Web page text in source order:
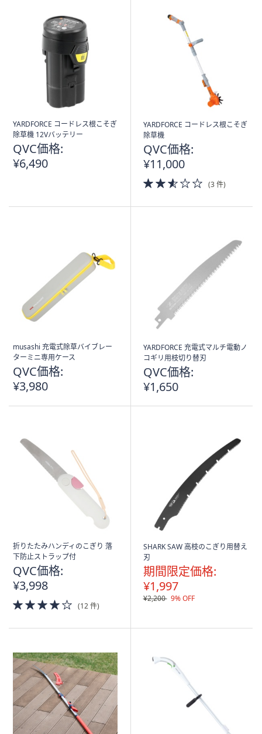
YARDFORCE コードレス根こそぎ
除草機 12Vバッテリー
QVC価格:
¥6,490
YARDFORCE コードレス根こそぎ
除草機
QVC価格:
¥11,000
2.5
of
(3 件)
musashi 充電式除草バイブレー
ターミニ専用ケース
QVC価格:
¥3,980
YARDFORCE 充電式マルチ電動ノ
コギリ用枝切り替刃
QVC価格:
¥1,650
折りたたみハンディのこぎり 落
下防止ストラップ付
QVC価格:
¥3,998
4.0
of
(12 件)
SHARK SAW 高枝のこぎり用替え
刃
期間限定価格:
¥1,997
¥2,200 9% OFF